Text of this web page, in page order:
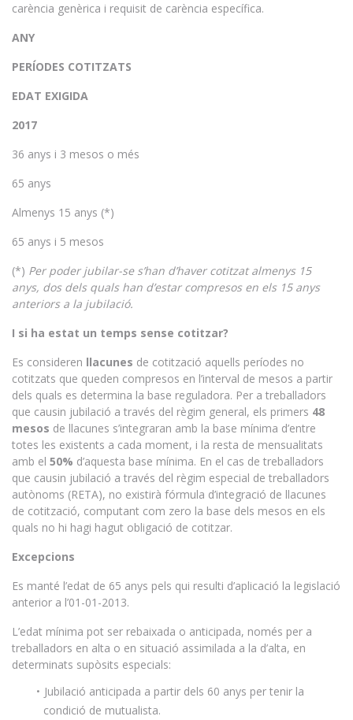
carència genèrica i requisit de carència específica.
ANY
PERÍODES COTITZATS
EDAT EXIGIDA
2017
36 anys i 3 mesos o més
65 anys
Almenys 15 anys (*)
65 anys i 5 mesos
(*) Per poder jubilar-se s’han d’haver cotitzat almenys 15
anys, dos dels quals han d’estar compresos en els 15 anys
anteriors a la jubilació.
I si ha estat un temps sense cotitzar?
Es consideren llacunes de cotització aquells períodes no
cotitzats que queden compresos en l’interval de mesos a partir
dels quals es determina la base reguladora. Per a treballadors
que causin jubilació a través del règim general, els primers 48
mesos de llacunes s’integraran amb la base mínima d’entre
totes les existents a cada moment, i la resta de mensualitats
amb el 50% d’aquesta base mínima. En el cas de treballadors
que causin jubilació a través del règim especial de treballadors
autònoms (RETA), no existirà fórmula d’integració de llacunes
de cotització, computant com zero la base dels mesos en els
quals no hi hagi hagut obligació de cotitzar.
Excepcions
Es manté l’edat de 65 anys pels qui resulti d’aplicació la legislació
anterior a l’01-01-2013.
L’edat mínima pot ser rebaixada o anticipada, només per a
treballadors en alta o en situació assimilada a la d’alta, en
determinats supòsits especials:
Jubilació anticipada a partir dels 60 anys per tenir la
condició de mutualista.